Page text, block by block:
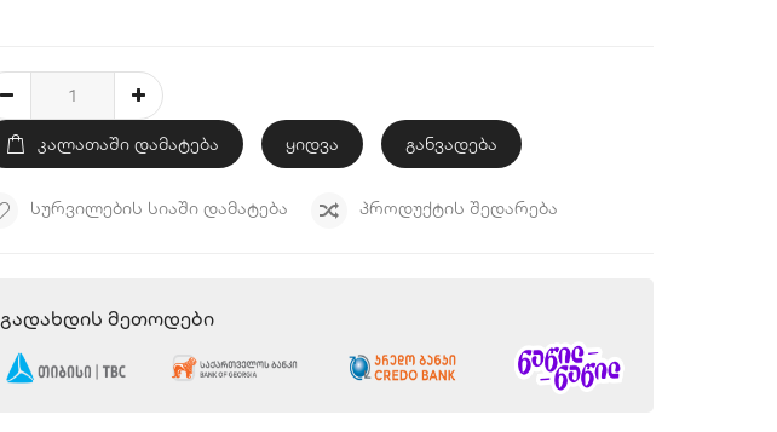
ᲙᲐᲚᲐᲗᲐᲨᲘ ᲓᲐᲛᲐᲢᲔᲑᲐ ყიდვა განვადება
ᲡᲣᲠᲕᲘᲚᲔᲑᲘᲡ ᲡᲘᲐᲨᲘ ᲓᲐᲛᲐᲢᲔᲑᲐ ᲞᲠᲝᲓᲣᲥᲢᲘᲡ ᲨᲔᲓᲐᲠᲔᲑᲐ
Გადახდის Მეთოდები